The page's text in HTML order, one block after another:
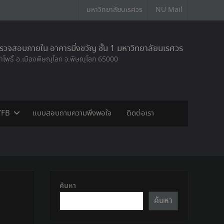
มหาวิทยาลัยนเรศวร NU Mail
จสอบภายใน อาคารมิ่งขวัญ ชั้น 1 มหาวิทยาลัยนเรศวร
โพธิ์ อ.เมืองพิษณุโลก จ.พิษณุโลก 65000
แบบสอบถามความพึงพอใจ ติดต่อเรา
ค้นหา
ค้นหา